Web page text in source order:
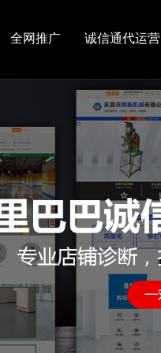
全网推广 诚信通代运营